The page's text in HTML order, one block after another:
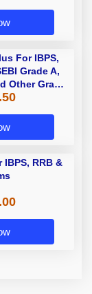
For IBPS,
Grade A,
Other Grade
Exams
IBPS, RRB &